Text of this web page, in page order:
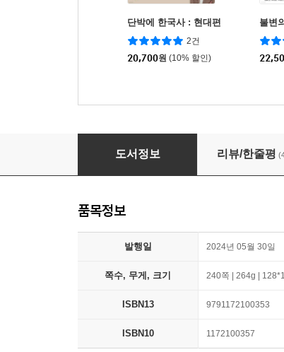
단박에 한국사 : 현대편
2건
20,700원 (10% 할인)
불변
나는 죽음 앞에 매번 우는 의사입니다
도서정보 리뷰/한줄평
품목정보
발행일 2024년 05월 30일
쪽수, 무게, 크기 240쪽 | 264g |
ISBN13 9791172100353
ISBN10 1172100357